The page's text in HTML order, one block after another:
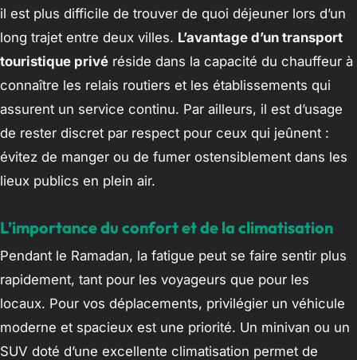
il est plus difficile de trouver de quoi déjeuner lors d’un
long trajet entre deux villes. L’avantage d’un transport
touristique privé réside dans la capacité du chauffeur à
connaître les relais routiers et les établissements qui
assurent un service continu. Par ailleurs, il est d’usage
de rester discret par respect pour ceux qui jeûnent :
évitez de manger ou de fumer ostensiblement dans les
lieux publics en plein air.
L’importance du confort et de la climatisation
Pendant le Ramadan, la fatigue peut se faire sentir plus
rapidement, tant pour les voyageurs que pour les
locaux. Pour vos déplacements, privilégier un véhicule
moderne et spacieux est une priorité. Un minivan ou un
SUV doté d’une excellente climatisation permet de